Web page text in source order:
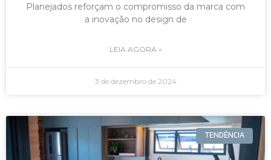
Planejados reforçam o compromisso da marca com
a inovação no design de
LEIA AGORA »
3 de dezembro de 2024
TENDÊNCIA